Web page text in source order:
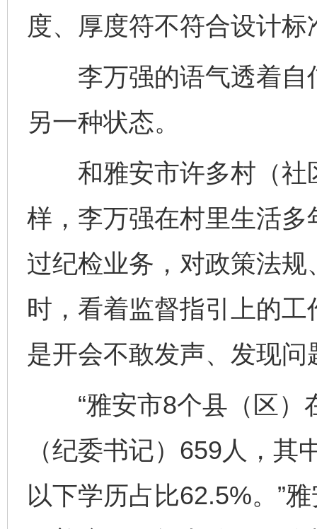
度、厚度符不符合设计
李万强的语气透着自
另一种状态。
和雅安市许多村（社
样，李万强在村里生活
过纪检业务，对政策法
时，看着监督指引上的
是开会不敢发声、发现
“雅安市8个县（区）
（纪委书记）659人，
以下学历占比62.5%。”